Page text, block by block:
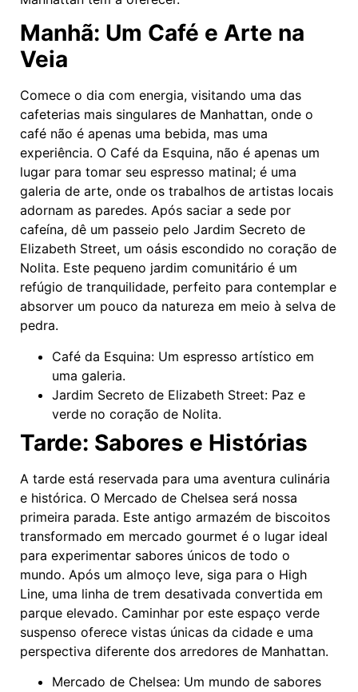
Manhã: Um Café e Arte na
Veia
Comece o dia com energia, visitando uma das
cafeterias mais singulares de Manhattan, onde o
café não é apenas uma bebida, mas uma
experiência. O Café da Esquina, não é apenas um
lugar para tomar seu espresso matinal; é uma
galeria de arte, onde os trabalhos de artistas locais
adornam as paredes. Após saciar a sede por
cafeína, dê um passeio pelo Jardim Secreto de
Elizabeth Street, um oásis escondido no coração de
Nolita. Este pequeno jardim comunitário é um
refúgio de tranquilidade, perfeito para contemplar e
absorver um pouco da natureza em meio à selva de
pedra.
Café da Esquina: Um espresso artístico em
uma galeria.
Jardim Secreto de Elizabeth Street: Paz e
verde no coração de Nolita.
Tarde: Sabores e Histórias
A tarde está reservada para uma aventura culinária
e histórica. O Mercado de Chelsea será nossa
primeira parada. Este antigo armazém de biscoitos
transformado em mercado gourmet é o lugar ideal
para experimentar sabores únicos de todo o
mundo. Após um almoço leve, siga para o High
Line, uma linha de trem desativada convertida em
parque elevado. Caminhar por este espaço verde
suspenso oferece vistas únicas da cidade e uma
perspectiva diferente dos arredores de Manhattan.
Mercado de Chelsea: Um mundo de sabores